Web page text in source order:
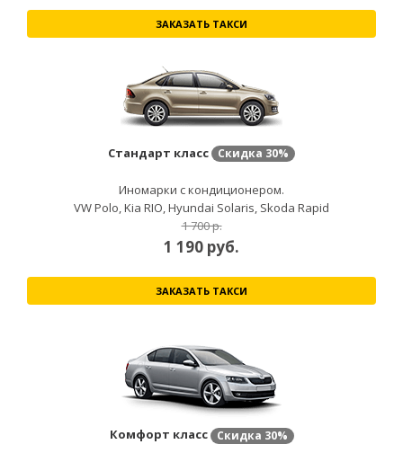
ЗАКАЗАТЬ ТАКСИ
Стандарт класс Скидка 30%
Иномарки с кондиционером.
VW Polo, Kia RIO, Hyundai Solaris, Skoda Rapid
1 700 р.
1 190 руб.
ЗАКАЗАТЬ ТАКСИ
Комфорт класс Скидка 30%